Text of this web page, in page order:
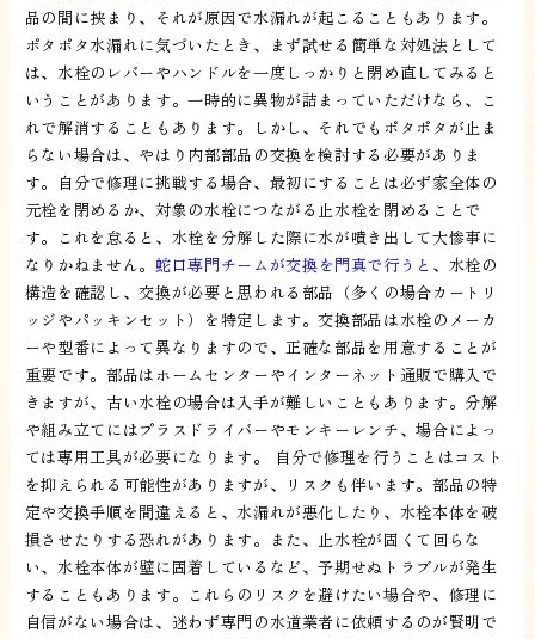
品の間に挟まり、それが原因で水漏れが起こることもあります。
ポタポタ水漏れに気づいたとき、まず試せる簡単な対処法として
は、水栓のレバーやハンドルを一度しっかりと閉め直してみると
いうことがあります。一時的に異物が詰まっていただけなら、こ
れで解消することもあります。しかし、それでもポタポタが止ま
らない場合は、やはり内部部品の交換を検討する必要がありま
す。自分で修理に挑戦する場合、最初にすることは必ず家全体の
元栓を閉めるか、対象の水栓につながる止水栓を閉めることで
す。これを怠ると、水栓を分解した際に水が噴き出して大惨事に
なりかねません。 蛇口専門チームが交換を門真で行うと 、水栓の
構造を確認し、交換が必要と思われる部品（多くの場合カートリ
ッジやパッキンセット）を特定します。交換部品は水栓のメーカ
ーや型番によって異なりますので、正確な部品を用意することが
重要です。部品はホームセンターやインターネット通販で購入で
きますが、古い水栓の場合は入手が難しいこともあります。分解
や組み立てにはプラスドライバーやモンキーレンチ、場合によっ
ては専用工具が必要になります。 自分で修理を行うことはコスト
を抑えられる可能性がありますが、リスクも伴います。部品の特
定や交換手順を間違えると、水漏れが悪化したり、水栓本体を破
損させたりする恐れがあります。また、止水栓が固くて回らな
い、水栓本体が壁に固着しているなど、予期せぬトラブルが発生
することもあります。これらのリスクを避けたい場合や、修理に
自信がない場合は、迷わず専門の水道業者に依頼するのが賢明で